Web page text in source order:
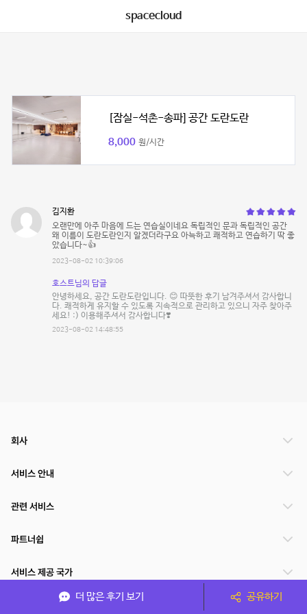
spacecloud
[잠실-석촌-송파] 공간 도란도란
8,000 원/시간
김지환
오랜만에 아주 마음에 드는 연습실이네요 독립적인 문과 독립적인 공간
왜 이름이 도란도란인지 알겠더라구요 아늑하고 쾌적하고 연습하기 딱 좋
았습니다~👍
2023-08-02 10:39:06
호스트님의 답글
안녕하세요, 공간 도란도란입니다. 😊 따뜻한 후기 남겨주셔서 감사합니
다. 쾌적하게 유지할 수 있도록 지속적으로 관리하고 있으니 자주 찾아주
세요! :) 이용해주셔서 감사합니다❣️
2023-08-02 14:48:55
더 많은 후기 보기 공유하기
회사
서비스 안내
관련 서비스
파트너쉽
서비스 제공 국가